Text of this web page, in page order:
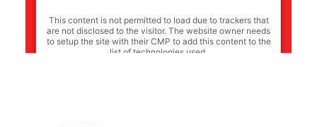
This content is not permitted to load due to trackers that
are not disclosed to the visitor. The website owner needs
to setup the site with their CMP to add this content to the
list of technologies used.